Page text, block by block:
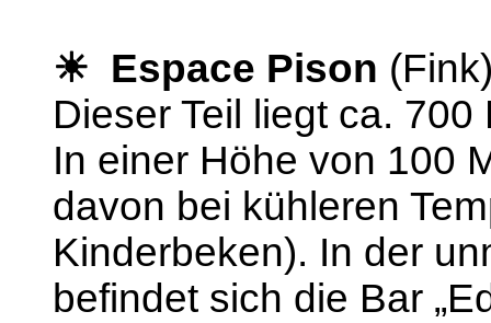
☀ Espace Pison
Dieser Teil liegt ca.
In einer Höhe von 100
davon bei kühleren
Kinderbeken). In der
befindet sich die Bar